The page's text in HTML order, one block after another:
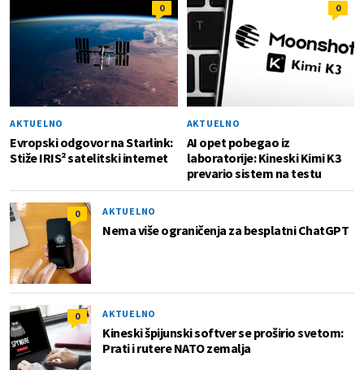
0
AKTUELNO
Evropski odgovor na Starlink:
Stiže IRIS² satelitski internet
0
AKTUELNO
AI opet pobegao iz
laboratorije: Kineski Kimi K3
prevario sistem na testu
0 AKTUELNO
Nema više ograničenja za besplatni ChatGPT
0 AKTUELNO
Kineski špijunski softver se proširio svetom:
Prati i rutere NATO zemalja